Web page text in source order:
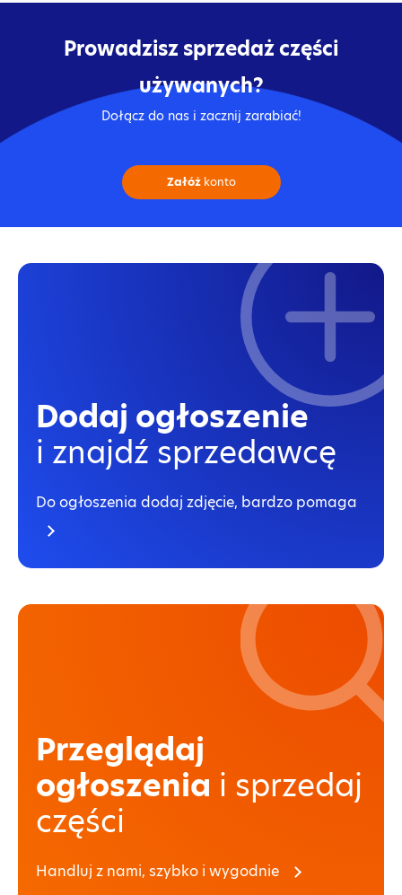
Prowadzisz sprzedaż części
używanych?
Dołącz do nas i zacznij zarabiać!
Załóżkonto
Dodaj ogłoszenie
i znajdź sprzedawcę
Do ogłoszenia dodaj zdjęcie, bardzo pomaga
Przeglądaj
ogłoszenia i sprzedaj
części
Handluj z nami, szybko i wygodnie